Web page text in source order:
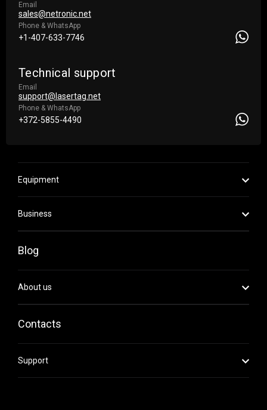
Email
sales@netronic.net
Phone & WhatsApp
+1-407-633-7746
Technical support
Email
support@lasertag.net
Phone & WhatsApp
+372-5855-4490
Equipment
Business
Blog
About us
Contacts
Support